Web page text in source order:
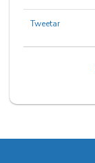
Tweetar